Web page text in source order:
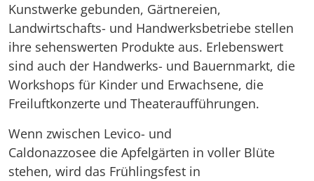
Kunstwerke gebunden, Gärtnereien,
Landwirtschafts- und Handwerksbetriebe stellen
ihre sehenswerten Produkte aus. Erlebenswert
sind auch der Handwerks- und Bauernmarkt, die
Workshops für Kinder und Erwachsene, die
Freiluftkonzerte und Theateraufführungen.
Wenn zwischen Levico- und
Caldonazzosee die Apfelgärten in voller Blüte
stehen, wird das Frühlingsfest in